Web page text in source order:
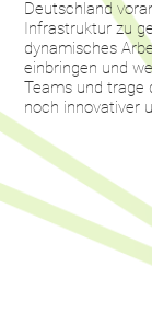
Deutschland
Infrastruktur zu
dynamisches
einbringen und
Teams und trage
noch innovativer